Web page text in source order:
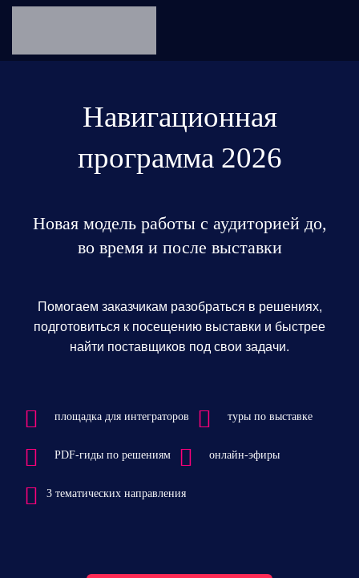
Навигационная
программа 2026
Новая модель работы с аудиторией до,
во время и после выставки
Помогаем заказчикам разобраться в решениях,
подготовиться к посещению выставки и быстрее
найти поставщиков под свои задачи.
площадка для интеграторов туры по выставке
PDF-гиды по решениям онлайн-эфиры
3 тематических направления